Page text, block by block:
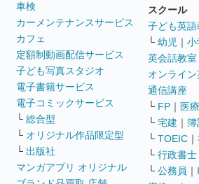
車検
カーメンテナンスサービス
カフェ
定額制動画配信サービス
子ども写真スタジオ
電子書籍サービス
電子コミックサービス
└ 総合型
└ オリジナル作品限定型
└ 出版社
マンガアプリ オリジナル
スクール
子ども英語
└ 幼児 ｜ 小
英会話教室
オンライ
通信講座
└ FP ｜ 医
└ 宅建 ｜ 簿
└ TOEIC ｜
└ 行政書士
└ 公務員 ｜